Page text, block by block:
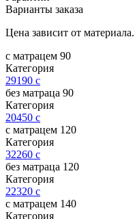
Варианты заказа
Цена зависит от
с матрацем 90
Категория
29190 c
без матраца 90
Категория
20450 c
с матрацем 120
Категория
32260 c
без матраца 120
Категория
22320 c
с матрацем 140
Категория